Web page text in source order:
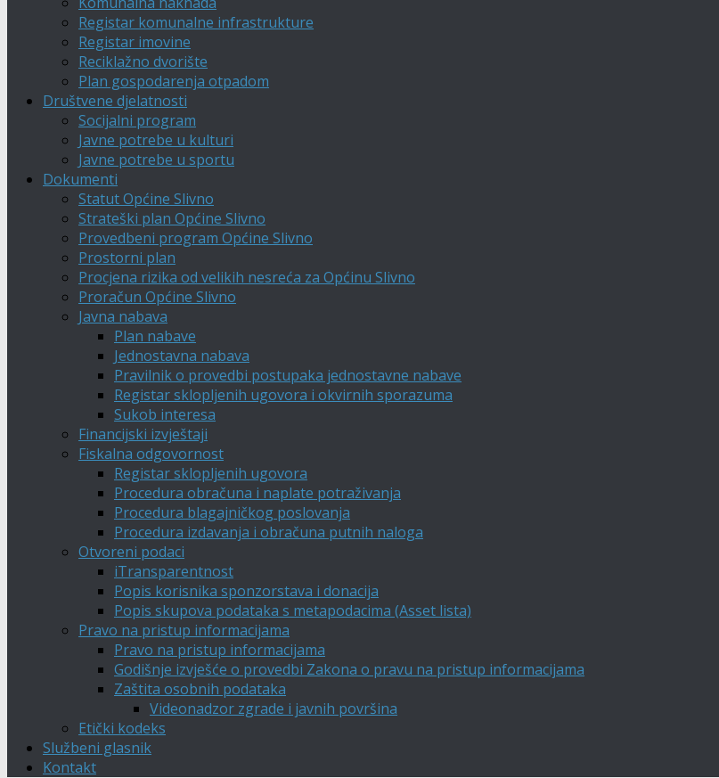
Registar komunalne infrastrukture
Registar imovine
Reciklažno dvorište
Plan gospodarenja otpadom
Društvene djelatnosti
Socijalni program
Javne potrebe u kulturi
Javne potrebe u sportu
Dokumenti
Statut Općine Slivno
Strateški plan Općine Slivno
Provedbeni program Općine Slivno
Prostorni plan
Procjena rizika od velikih nesreća za Općinu Slivno
Proračun Općine Slivno
Javna nabava
Plan nabave
Jednostavna nabava
Pravilnik o provedbi postupaka jednostavne nabave
Registar sklopljenih ugovora i okvirnih sporazuma
Sukob interesa
Financijski izvještaji
Fiskalna odgovornost
Registar sklopljenih ugovora
Procedura obračuna i naplate potraživanja
Procedura blagajničkog poslovanja
Procedura izdavanja i obračuna putnih naloga
Otvoreni podaci
iTransparentnost
Popis korisnika sponzorstava i donacija
Popis skupova podataka s metapodacima (Asset lista)
Pravo na pristup informacijama
Pravo na pristup informacijama
Godišnje izvješće o provedbi Zakona o pravu na pristup informacijama
Zaštita osobnih podataka
Videonadzor zgrade i javnih površina
Etički kodeks
Službeni glasnik
Kontakt